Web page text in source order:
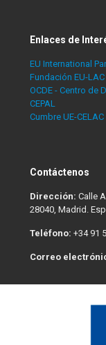
Enlaces de
EU International
Fundación EU-LAC
OCDE - Centro de
CEPAL
Cumbre UE-CELAC
Contáctenos
Dirección: Calle
28040, Madrid.
Teléfono: +34 91
Correo